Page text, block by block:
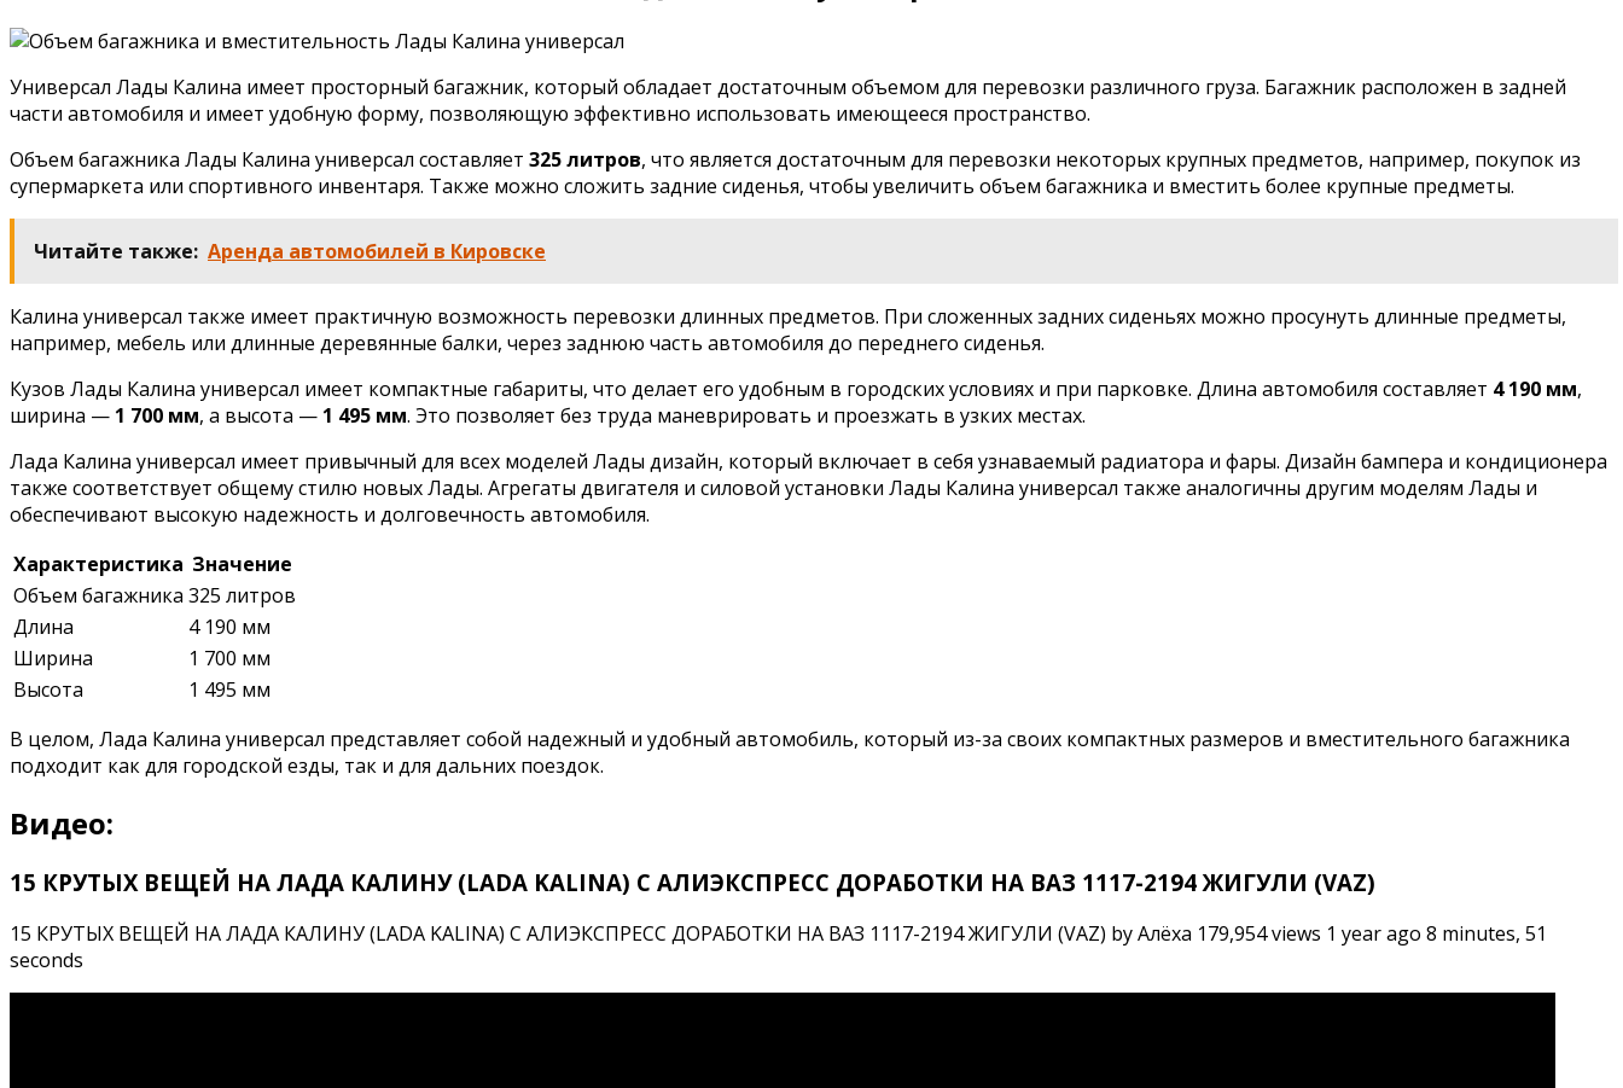
Универсал Лады Калина имеет просторный багажник, который обладает достаточным объемом для перевозки различного груза. Багажник расположен в задней
части автомобиля и имеет удобную форму, позволяющую эффективно использовать имеющееся пространство.
Объем багажника Лады Калина универсал составляет 325 литров, что является достаточным для перевозки некоторых крупных предметов, например, покупок из
супермаркета или спортивного инвентаря. Также можно сложить задние сиденья, чтобы увеличить объем багажника и вместить более крупные предметы.
Читайте также: Аренда автомобилей в Кировске
Калина универсал также имеет практичную возможность перевозки длинных предметов. При сложенных задних сиденьях можно просунуть длинные предметы,
например, мебель или длинные деревянные балки, через заднюю часть автомобиля до переднего сиденья.
Кузов Лады Калина универсал имеет компактные габариты, что делает его удобным в городских условиях и при парковке. Длина автомобиля составляет 4 190 мм,
ширина — 1 700 мм, а высота — 1 495 мм. Это позволяет без труда маневрировать и проезжать в узких местах.
Лада Калина универсал имеет привычный для всех моделей Лады дизайн, который включает в себя узнаваемый радиатора и фары. Дизайн бампера и кондиционера
также соответствует общему стилю новых Лады. Агрегаты двигателя и силовой установки Лады Калина универсал также аналогичны другим моделям Лады и
обеспечивают высокую надежность и долговечность автомобиля.
Характеристика Значение
Объем багажника 325 литров
Длина
4 190 мм
Ширина
1 700 мм
Высота
1 495 мм
В целом, Лада Калина универсал представляет собой надежный и удобный автомобиль, который из-за своих компактных размеров и вместительного багажника
подходит как для городской езды, так и для дальних поездок.
Видео:
15 КРУТЫХ ВЕЩЕЙ НА ЛАДА КАЛИНУ (LADA KALINA) С АЛИЭКСПРЕСС ДОРАБОТКИ НА ВАЗ 1117-2194 ЖИГУЛИ (VAZ)
15 КРУТЫХ ВЕЩЕЙ НА ЛАДА КАЛИНУ (LADA KALINA) С АЛИЭКСПРЕСС ДОРАБОТКИ НА ВАЗ 1117-2194 ЖИГУЛИ (VAZ) by Алёха 179,954 views 1 year ago 8 minutes, 51
seconds